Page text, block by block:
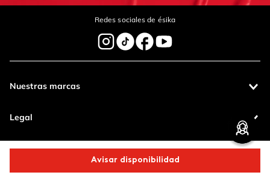
Avisar disponibilidad
Redes sociales de ésika
Nuestras marcas
Legal
Contáctanos